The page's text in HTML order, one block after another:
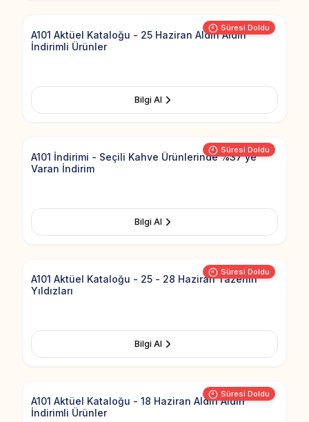
Süresi Doldu
A101 Aktüel Kataloğu - 25 Haziran Aldın Aldın
İndirimli Ürünler
Bilgi Al
Süresi Doldu
Add to
A101 İndirimi - Seçili Kahve Ürünlerinde %37'ye
Varan İndirim
Bilgi Al
Süresi Doldu
Add to
A101 Aktüel Kataloğu - 25 - 28 Haziran Tazenin
Yıldızları
Bilgi Al
Süresi Doldu
Add to
A101 Aktüel Kataloğu - 18 Haziran Aldın Aldın
İndirimli Ürünler